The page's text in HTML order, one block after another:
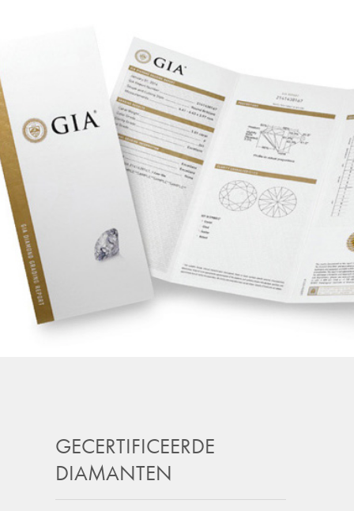
GECERTIFICEERDE
DIAMANTEN